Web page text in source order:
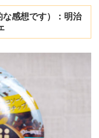
感想です）：明治